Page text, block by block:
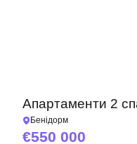
Апартаменти 2
Бенідорм
550 000